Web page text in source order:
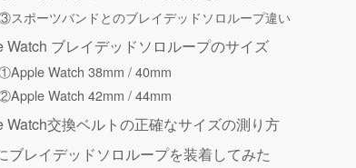
スポーツバンドとのブレイデッドソロループ違い
Watch ブレイデッドソロループのサイズ
Watch 38mm / 40mm
Watch 42mm / 44mm
Watch交換ベルトの正確なサイズの測り方
ブレイデッドソロループを装着してみた